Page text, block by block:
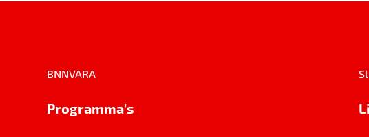
BNNVARA
Programma's